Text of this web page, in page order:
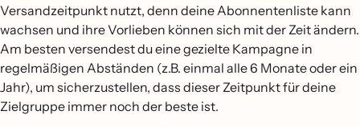
Versandzeitpunkt nutzt, denn deine Abonnentenliste kann
wachsen und ihre Vorlieben können sich mit der Zeit ändern.
Am besten versendest du eine gezielte Kampagne in
regelmäßigen Abständen (z.B. einmal alle 6 Monate oder ein
Jahr), um sicherzustellen, dass dieser Zeitpunkt für deine
Zielgruppe immer noch der beste ist.